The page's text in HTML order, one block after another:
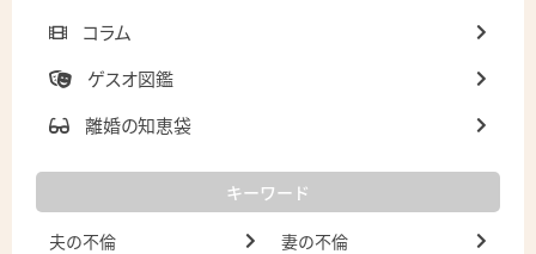
コラム
ゲスオ図鑑
離婚の知恵袋
キーワード
夫の不倫
妻の不倫